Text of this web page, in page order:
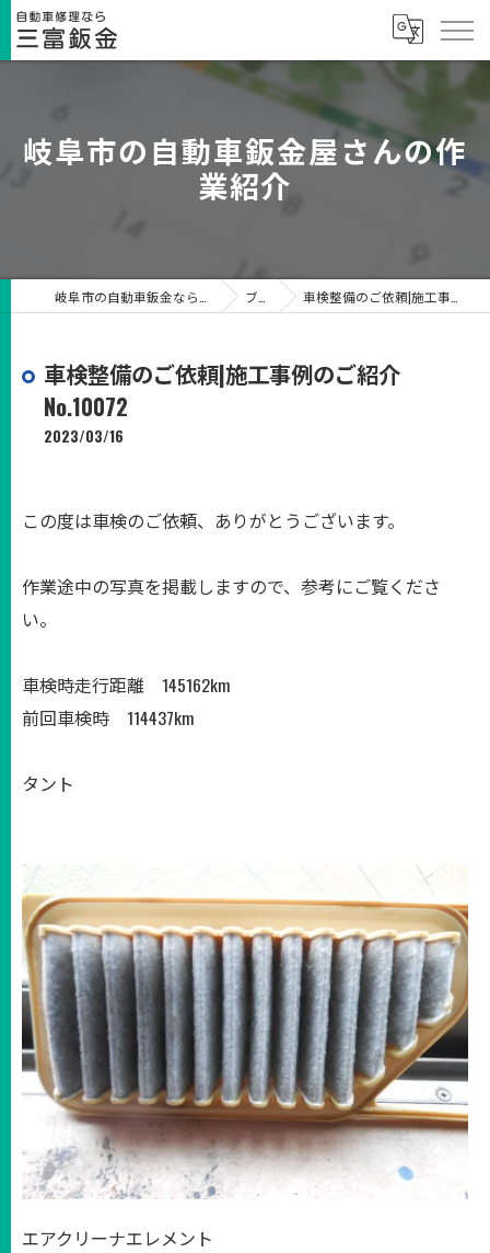
岐阜市の自動車鈑金屋さんの作
業紹介
ブログ 車検整備のご依頼|施工事例のご紹介No.10072
車検整備のご依頼|施工事例のご紹介
No.10072
2023/03/16
この度は車検のご依頼、ありがとうございます。
作業途中の写真を掲載しますので、参考にご覧くださ
い。
車検時走行距離 145162km
前回車検時 114437km
タント
エアクリーナエレメント